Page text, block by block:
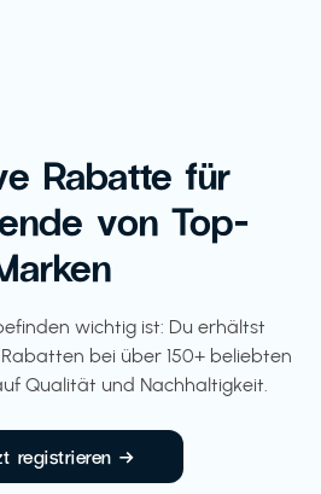
Rabatte für
von Top-
wichtig ist: Du erhältst
bei über 150+ beliebten
Qualität und Nachhaltigkeit.
registrieren →